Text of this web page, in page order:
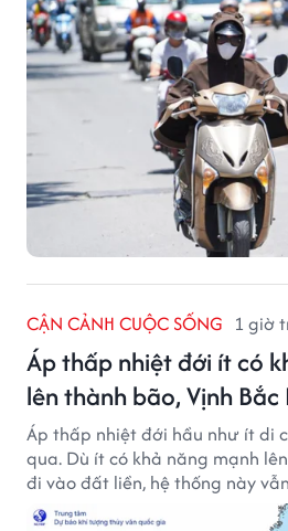
CẬN CẢNH CUỘC SỐNG 1 giờ
Áp thấp nhiệt đới ít có
lên thành bão, Vịnh
Áp thấp nhiệt đới hầu như ít di
qua. Dù ít có khả năng mạnh
đi vào đất liền, hệ thống này
lớn trên nhiều vùng biển.